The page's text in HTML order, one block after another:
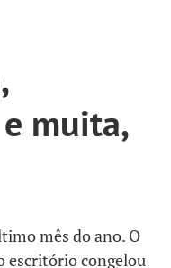
muita,
mês do ano. O
escritório congelou